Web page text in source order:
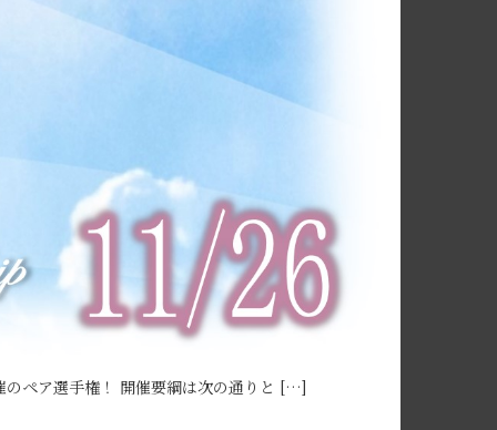
のペア選手権！ 開催要綱は次の通りと […]